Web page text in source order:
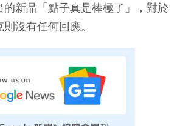
的新品「點子真是棒極了」，對於
沒有任何回應。